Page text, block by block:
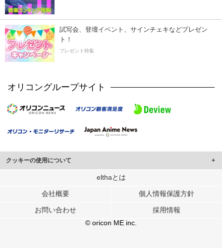
試写会、登壇イベント、サインチェキなどプレゼン
ト！
プレゼント特集
オリコングループサイト
クッキーの使用について
このサイトでは Cookie を使用して、ユーザーに合わせたコンテンツや広告の
行っています。
メディアや広告配信、データ解析の各パートナーに提供しています。
各パートナーは、この情報とユーザーが各パートナーに提供した他の情報や、
ユーザーが各パートナーのサービスを使用したときに収集した他の情報を組み
elthaとは
会社概要 個人情報保護方針
お問い合わせ
採用情報
© oricon ME inc.